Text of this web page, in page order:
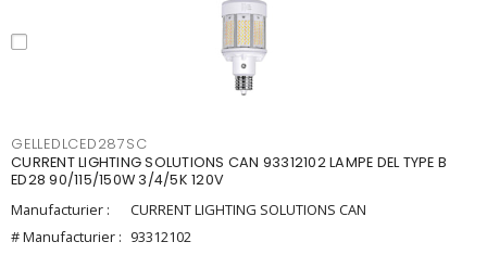
GELLEDLCED287SC
CURRENT LIGHTING SOLUTIONS CAN 93312102 LAMPE DEL TYPE B
ED28 90/115/150W 3/4/5K 120V
Manufacturier :
CURRENT LIGHTING SOLUTIONS CAN
# Manufacturier : 93312102